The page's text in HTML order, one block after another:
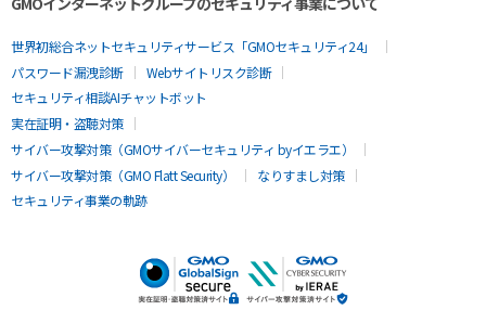
世界初総合ネットセキュリティサービス「GMOセキュリティ24」
パスワード漏洩診断
Webサイトリスク診断
セキュリティ相談AIチャットボット
実在証明・盗聴対策
サイバー攻撃対策（GMOサイバーセキュリティ byイエラエ）
サイバー攻撃対策（GMO Flatt Security）
なりすまし対策
セキュリティ事業の軌跡